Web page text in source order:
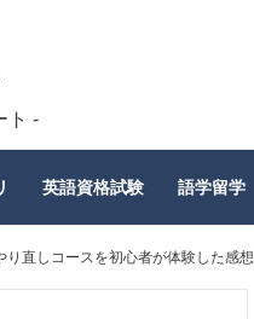
ト -
英語資格試験 語学留学
直しコースを初心者が体験した感想